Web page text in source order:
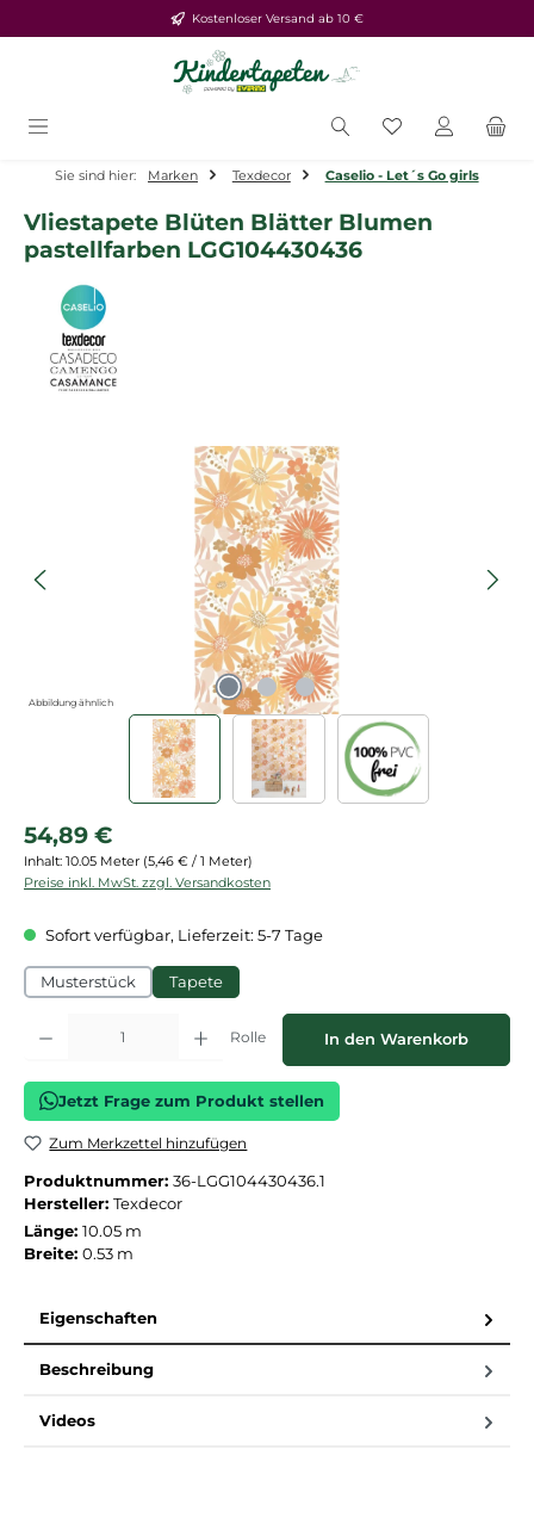
Zum Hauptinhalt springenKostenloser Versand ab 10 €
Du hast 0
Sie sind hier: Marken Texdecor Caselio - Let´s Go girls
Vliestapete Blüten Blätter Blumen
pastellfarben LGG104430436
Bildergalerie überspringen
Abbildung ähnlich
Regulärer Preis:
54,89 €
Inhalt: 10.05 Meter (5,46 € / 1 Meter)
Preise inkl. MwSt. zzgl. Versandkosten
Sofort verfügbar, Lieferzeit: 5-7 Tage
Musterstück Tapete
Produkt Anzahl: Gib den gewünschten Wert ein oder benutze die
Rolle In den Warenkorb
Jetzt Frage zum Produkt stellen
Zum Merkzettel hinzufügen
Produktnummer: 36-LGG104430436.1
Hersteller: Texdecor
Länge: 10.05 m
Breite: 0.53 m
Eigenschaften
Beschreibung
Videos